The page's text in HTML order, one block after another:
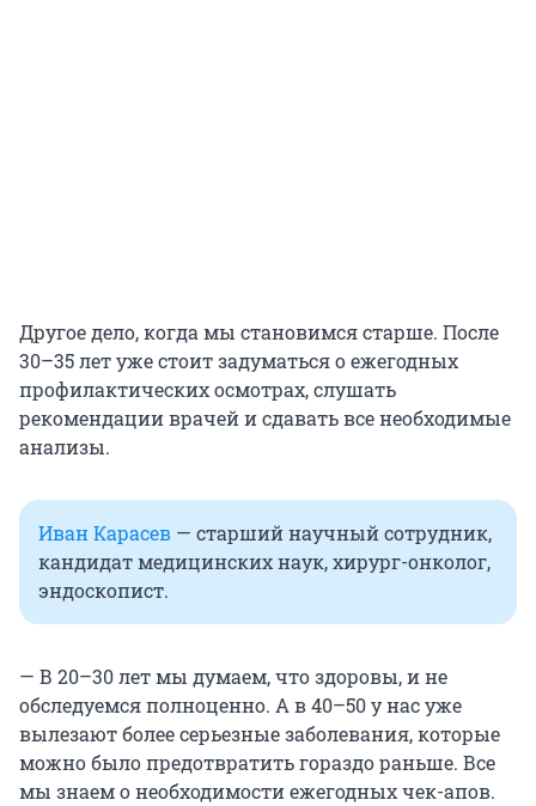
Другое дело, когда мы становимся старше. После
30–35 лет уже стоит задуматься о ежегодных
профилактических осмотрах, слушать
рекомендации врачей и сдавать все необходимые
анализы.
Иван Карасев — старший научный сотрудник,
кандидат медицинских наук, хирург-онколог,
эндоскопист.
— В 20–30 лет мы думаем, что здоровы, и не
обследуемся полноценно. А в 40–50 у нас уже
вылезают более серьезные заболевания, которые
можно было предотвратить гораздо раньше. Все
мы знаем о необходимости ежегодных чек-апов.